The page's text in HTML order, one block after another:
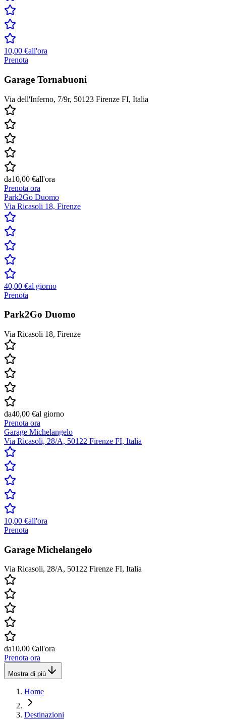
10,00 €all'ora
Prenota
Garage Tornabuoni
Via dell'Inferno, 7/9r, 50123 Firenze FI, Italia
da10,00 €all'ora
Prenota ora
Park2Go Duomo
Via Ricasoli 18, Firenze
40,00 €al giorno
Prenota
Park2Go Duomo
Via Ricasoli 18, Firenze
da40,00 €al giorno
Prenota ora
Garage Michelangelo
Via Ricasoli, 28/A, 50122 Firenze FI, Italia
10,00 €all'ora
Prenota
Garage Michelangelo
Via Ricasoli, 28/A, 50122 Firenze FI, Italia
da10,00 €all'ora
Prenota ora
Mostra di più
Home
Destinazioni